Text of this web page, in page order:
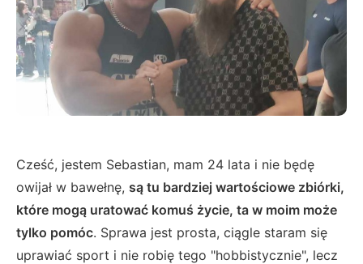
Cześć, jestem Sebastian, mam 24 lata i nie będę
owijał w bawełnę, są tu bardziej wartościowe zbiórki,
które mogą uratować komuś życie, ta w moim może
tylko pomóc. Sprawa jest prosta, ciągle staram się
uprawiać sport i nie robię tego "hobbistycznie", lecz